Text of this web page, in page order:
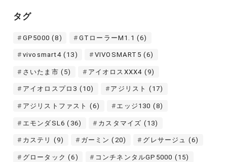
ブ
タグ
GP5000 (8) GTローラーM1.1 (6)
vivosmart4(13) VIVOSMART5 (6)
さいたま市 (5) アイオロスXXX4 (9)
アイオロスプロ3 (10) アジリスト (17)
アジリストファスト (6) エッジ130 (8)
エモンダSL6 (36) カスタマイズ (13)
カステリ (9) ガーミン (20) グレサージュ (6)
グロータック (6) コンチネンタルGP5000 (15)